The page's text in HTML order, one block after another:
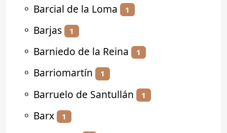
⚬ Barcial de la Loma 1
⚬ Barjas 1
⚬ Barniedo de la Reina 1
⚬ Barriomartín 1
⚬ Barruelo de Santullán 1
⚬ Barx 1